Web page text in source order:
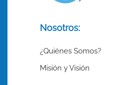
Nosotros:
¿Quiénes Somos?
Misión y Visión